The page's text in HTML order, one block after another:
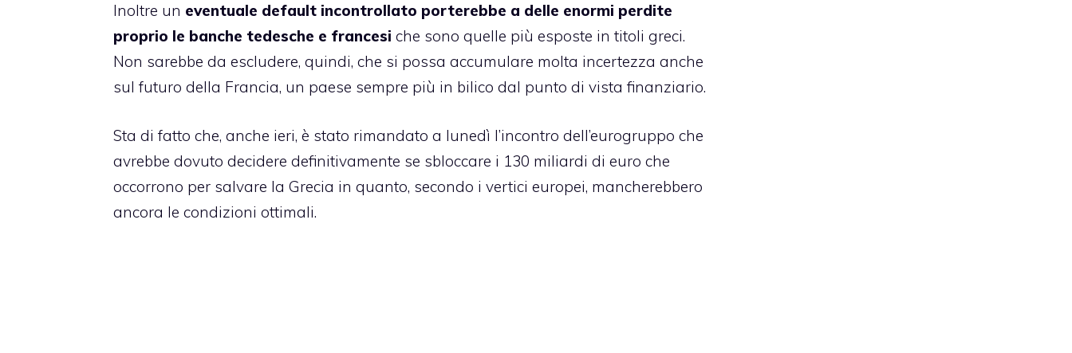
Inoltre un eventuale default incontrollato porterebbe a delle enormi perdite
proprio le banche tedesche e francesi che sono quelle più esposte in titoli greci.
Non sarebbe da escludere, quindi, che si possa accumulare molta incertezza anche
sul futuro della Francia, un paese sempre più in bilico dal punto di vista finanziario.
Sta di fatto che, anche ieri, è stato rimandato a lunedì l’incontro dell’eurogruppo che
avrebbe dovuto decidere definitivamente se sbloccare i 130 miliardi di euro che
occorrono per salvare la Grecia in quanto, secondo i vertici europei, mancherebbero
ancora le condizioni ottimali.